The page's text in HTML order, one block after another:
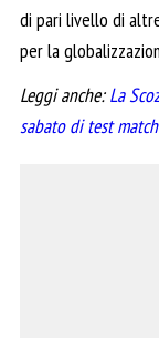
di pari livello di
per la
Leggi anche:La
sabato di test match